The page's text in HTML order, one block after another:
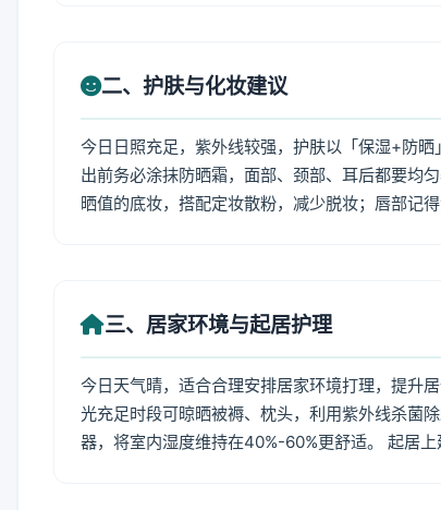
二、护肤与化妆建议
今日日照充足，紫外线较强，护肤以「保湿+防
出前务必涂抹防晒霜，面部、颈部、耳后都要均
晒值的底妆，搭配定妆散粉，减少脱妆；唇部记
三、居家环境与起居护理
今日天气晴，适合合理安排居家环境打理，提升
光充足时段可晾晒被褥、枕头，利用紫外线杀菌
器，将室内湿度维持在40%-60%更舒适。 起居